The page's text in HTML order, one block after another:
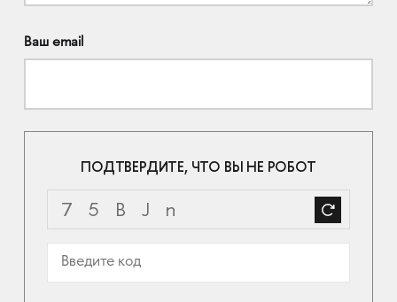
Ваш email
ПОДТВЕРДИТЕ, ЧТО ВЫ НЕ РОБОТ